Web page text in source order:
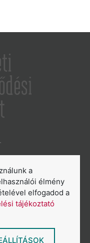
a
élmény
elfogadod a
tájékoztató